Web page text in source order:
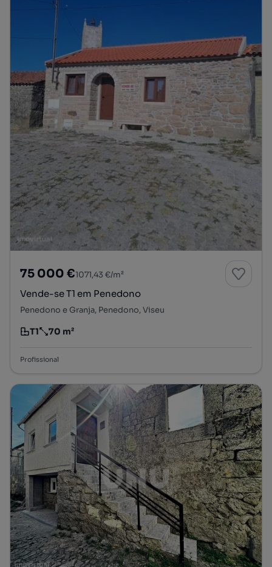
75 000 €1071,43 €/m²
Vende-se T1 em Penedono
Penedono e Granja, Penedono, Viseu
Tipologia
T1
Preço por metro quadrado
70 m²
Profissional